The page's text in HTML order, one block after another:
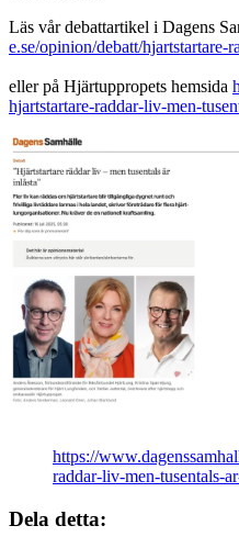
Läs vår debattartikel i Dagens
e.se/opinion/debatt/hjartstartare-
eller på Hjärtuppropets hemsida
hjartstartare-raddar-liv-men-
https://
raddar-liv-men-tusentals-
Dela detta: